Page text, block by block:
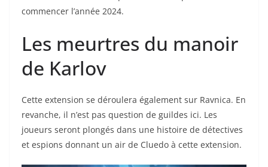
commencer l’année 2024.
Les meurtres du manoir
de Karlov
Cette extension se déroulera également sur Ravnica. En
revanche, il n’est pas question de guildes ici. Les
joueurs seront plongés dans une histoire de détectives
et espions donnant un air de Cluedo à cette extension.